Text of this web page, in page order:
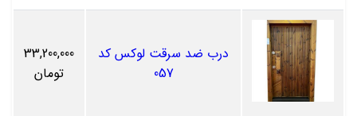
درب ضد سرقت لوکس کد
057
33,200,000
تومان